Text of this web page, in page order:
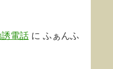
電話 に ふぁんふ